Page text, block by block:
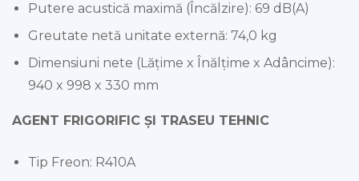
Putere acustică maximă (Încălzire): 69 dB(A)
Greutate netă unitate externă: 74,0 kg
Dimensiuni nete (Lățime x Înălțime x Adâncime):
940 x 998 x 330 mm
AGENT FRIGORIFIC ȘI TRASEU TEHNIC
Tip Freon: R410A